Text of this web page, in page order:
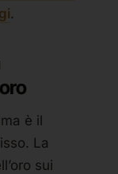
.
è il
La
sui